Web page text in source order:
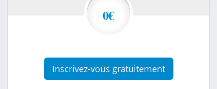
0€
Inscrivez-vous gratuitement